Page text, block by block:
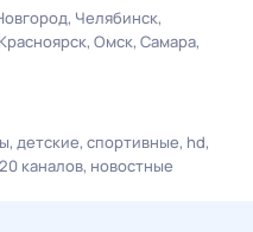
Челябинск
Красноярск Омск Самара
детские спортивные hd
20 каналов новостные